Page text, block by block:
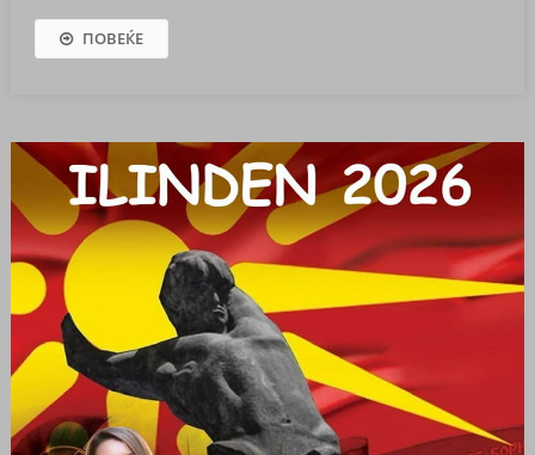
ПОВЕЌЕ